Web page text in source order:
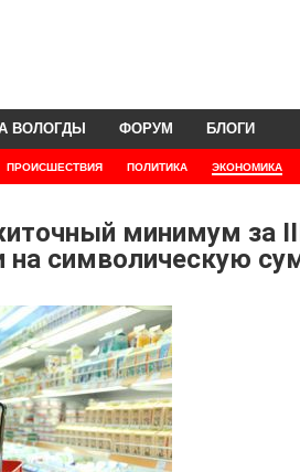
ПРОИСШЕСТВИЯ ПОЛИТИКА ЭКОНОМИКА
ВОЛОГДЫ ФОРУМ БЛОГИ
минимум за
на символическую